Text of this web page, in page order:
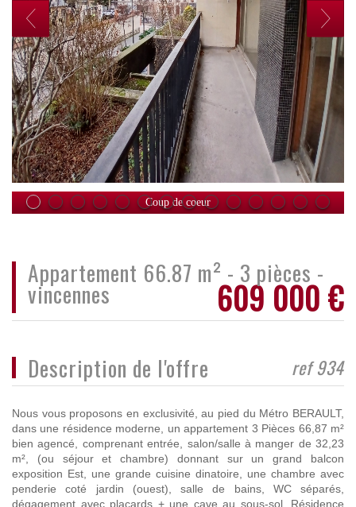
Bien vendu
Coup de coeur
appartement 66.87 m² - 3 pièces -
vincennes 609 000€
description de l'offre ref 934
Nous vous proposons en exclusivité, au pied du Métro BERAULT,
dans une résidence moderne, un appartement 3 Pièces 66,87 m²
bien agencé, comprenant entrée, salon/salle à manger de 32,23
m², (ou séjour et chambre) donnant sur un grand balcon
exposition Est, une grande cuisine dinatoire, une chambre avec
penderie coté jardin (ouest), salle de bains, WC séparés,
dégagement avec placards + une cave au sous-sol. Résidence